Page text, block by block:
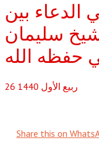
الدعاء بين
سليمان
حفظه الله
26 ربيع الأول 1440
Share this on